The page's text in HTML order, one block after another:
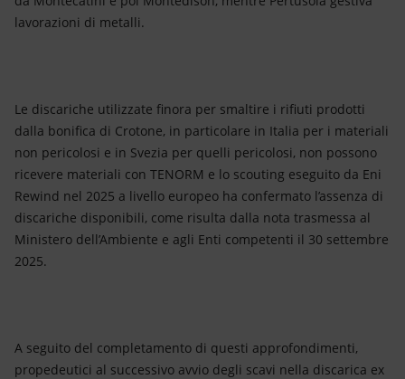
lavorazioni di metalli.
Le discariche utilizzate finora per smaltire i rifiuti prodotti
dalla bonifica di Crotone, in particolare in Italia per i materiali
non pericolosi e in Svezia per quelli pericolosi, non possono
ricevere materiali con TENORM e lo scouting eseguito da Eni
Rewind nel 2025 a livello europeo ha confermato l’assenza di
discariche disponibili, come risulta dalla nota trasmessa al
Ministero dell’Ambiente e agli Enti competenti il 30 settembre
2025.
A seguito del completamento di questi approfondimenti,
propedeutici al successivo avvio degli scavi nella discarica ex